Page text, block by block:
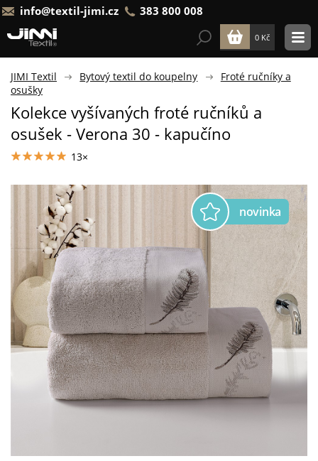
info@textil-jimi.cz 383 800 008
0 Kč
JIMI Textil Bytový textil do koupelny
Froté ručníky a
osušky
Kolekce vyšívaných froté ručníků a
osušek - Verona 30 - kapučíno
13×